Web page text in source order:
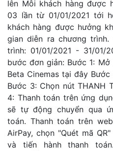
lên Mỗi khách hàng được
03 lần từ 01/01/2021 tới
khách hàng được hưởng
gian diễn ra chương
trình: 01/01/2021 - 31/
bước đơn giản: Bước 1:
Beta Cinemas tại đây
Bước 3: Chọn nút THANH
4: Thanh toán trên ứng
sẽ tự động chuyển qua
toán. Thanh toán trên
AirPay, chọn "Quét mã
và tiến hành thanh